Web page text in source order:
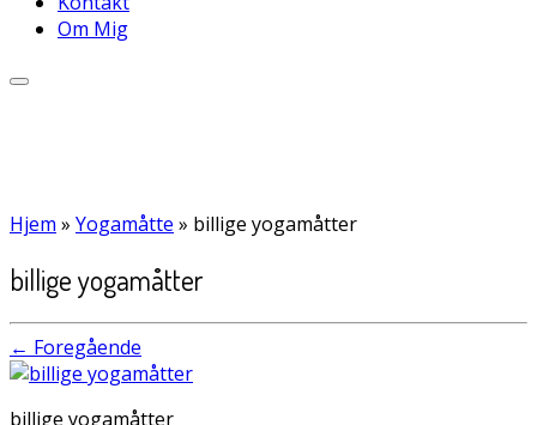
Om Mig
Hjem » Yogamåtte » billige yogamåtter
billige yogamåtter
← Foregående
billige yogamåtter